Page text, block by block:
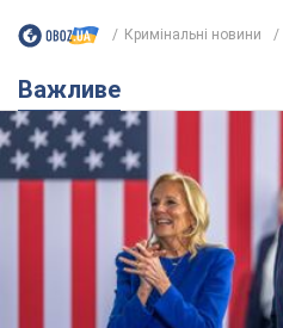
Кримінальні новини
Важливе